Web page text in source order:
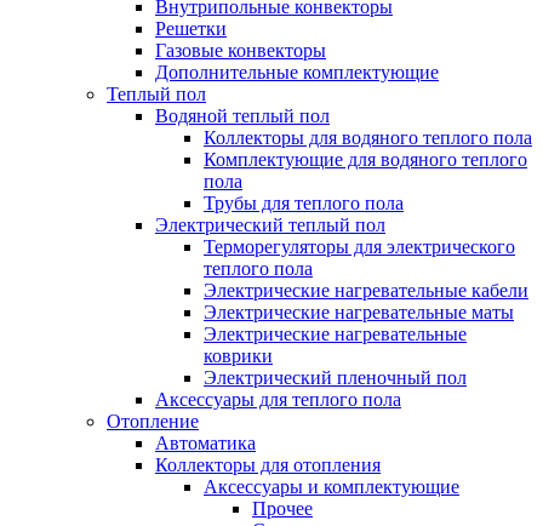
Внутрипольные конвекторы
Решетки
Газовые конвекторы
Дополнительные комплектующие
Теплый пол
Водяной теплый пол
Коллекторы для водяного теплого пола
Комплектующие для водяного теплого
пола
Трубы для теплого пола
Электрический теплый пол
Терморегуляторы для электрического
теплого пола
Электрические нагревательные кабели
Электрические нагревательные маты
Электрические нагревательные
коврики
Электрический пленочный пол
Аксессуары для теплого пола
Отопление
Автоматика
Коллекторы для отопления
Аксессуары и комплектующие
Прочее